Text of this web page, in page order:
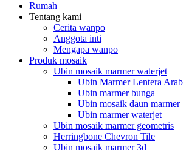
Rumah
Tentang kami
Cerita wanpo
Anggota inti
Mengapa wanpo
Produk mosaik
Ubin mosaik marmer waterjet
Ubin Marmer Lentera Arab
Ubin marmer bunga
Ubin mosaik daun marmer
Ubin marmer waterjet
Ubin mosaik marmer geometris
Herringbone Chevron Tile
Ubin mosaik marmer 3d